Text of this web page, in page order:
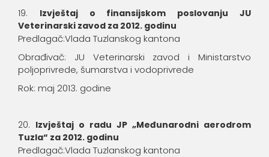
Izvještaj o finansijskom poslovanju JU
Veterinarski zavod za 2012. godinu
Predlagač:Vlada Tuzlanskog kantona
Obrađivač: JU Veterinarski zavod i Ministarstvo
poljoprivrede, šumarstva i vodoprivrede
Rok: maj 2013. godine
lzvještaj o radu JP „Međunarodni aerodrom
Tuzla“ za 2012. godinu
Predlagač:Vlada Tuzlanskog kantona